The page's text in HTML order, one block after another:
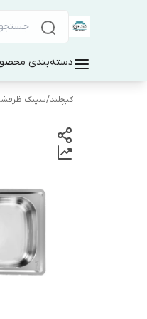
دسته‌بندی
کیچلند/سینک